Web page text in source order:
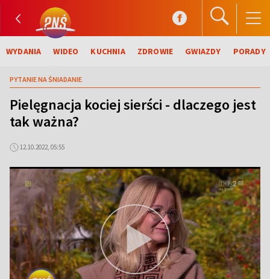
WYDANIA WIDEO KUCHNIA ZDROWIE GWIAZDY PORADY
PYTANIE NA ŚNIADANIE
Pielęgnacja kociej sierści - dlaczego jest
tak ważna?
12.10.2022, 05:55